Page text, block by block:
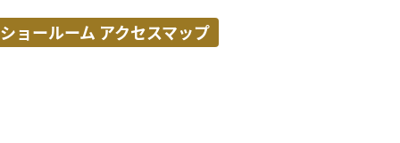
ショールーム アクセスマップ